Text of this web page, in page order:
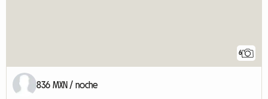
6
836 MXN / noche